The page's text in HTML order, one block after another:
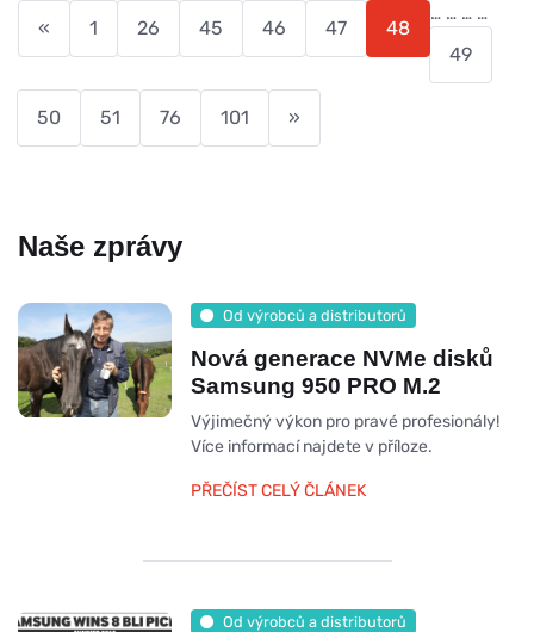
« 1
…
26
…
45 46 47
48
49
50 51
…
76
…
101 »
Naše zprávy
Od výrobců a distributorů
Nová generace NVMe disků
Samsung 950 PRO M.2
Výjimečný výkon pro pravé profesionály!
Více informací najdete v příloze.
PŘEČÍST CELÝ ČLÁNEK
Od výrobců a distributorů